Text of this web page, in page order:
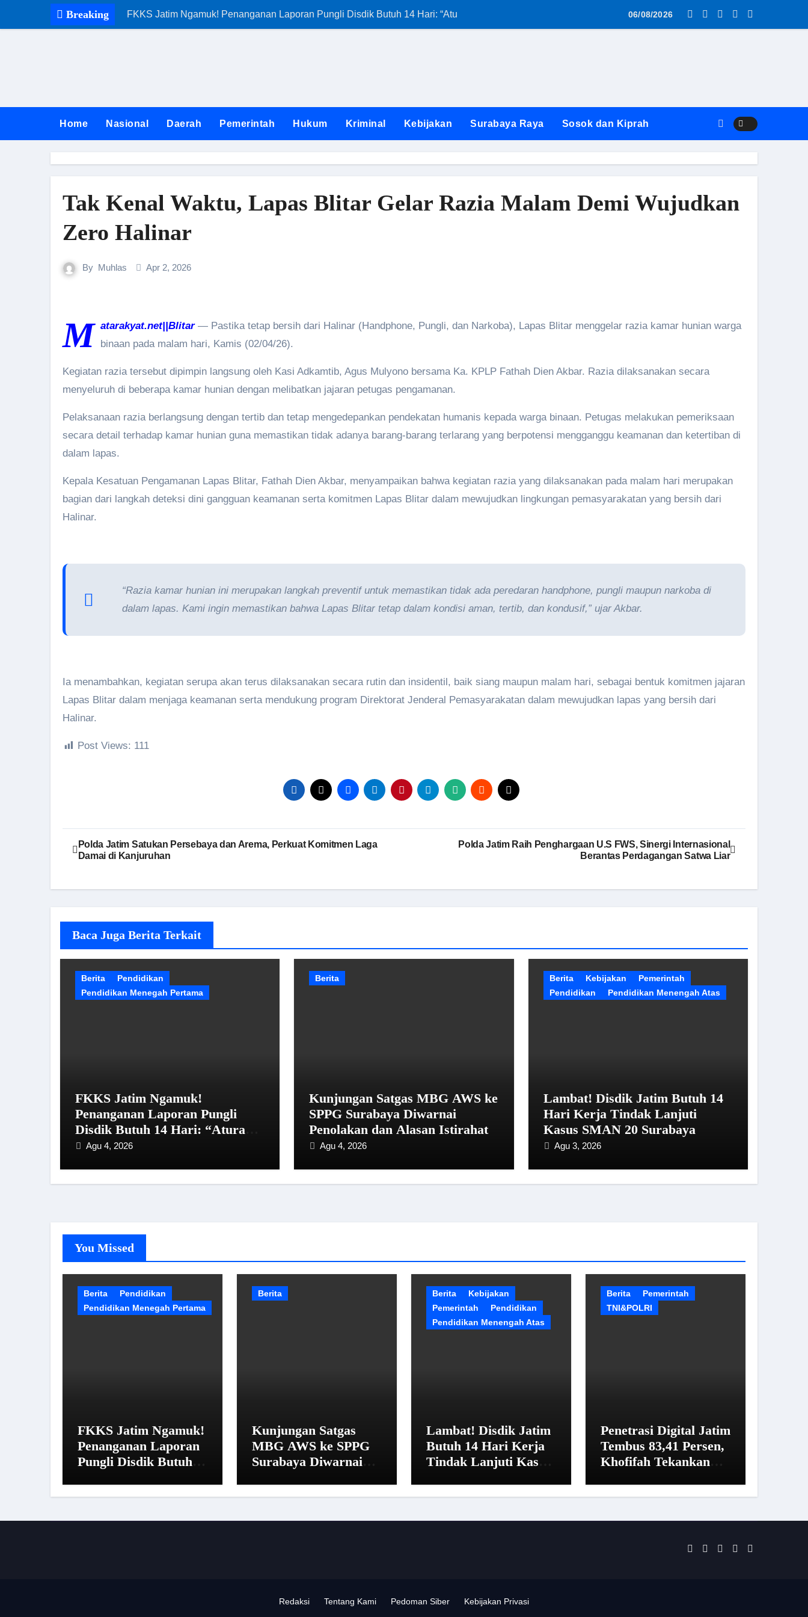
Breaking FKKS Jatim Ngamuk! Penanganan Laporan Pungli Disdik Butuh 14 Hari: “Aturan dari Mana?”Kunjungan Satgas MBG AWS ke SPPG Surabaya Diwarnai Penolakan dan
06/08/2026
Home Nasional Daerah Pemerintah Hukum Kriminal Kebijakan Surabaya Raya Sosok dan Kiprah
Tak Kenal Waktu, Lapas Blitar Gelar Razia Malam Demi Wujudkan
Zero Halinar
By Muhlas Apr 2, 2026
M atarakyat.net||Blitar— Pastika tetap bersih dari Halinar (Handphone, Pungli, dan Narkoba), Lapas Blitar menggelar razia kamar hunian warga
binaan pada malam hari, Kamis (02/04/26).
Kegiatan razia tersebut dipimpin langsung oleh Kasi Adkamtib, Agus Mulyono bersama Ka. KPLP Fathah Dien Akbar. Razia dilaksanakan secara
menyeluruh di beberapa kamar hunian dengan melibatkan jajaran petugas pengamanan.
Pelaksanaan razia berlangsung dengan tertib dan tetap mengedepankan pendekatan humanis kepada warga binaan. Petugas melakukan pemeriksaan
secara detail terhadap kamar hunian guna memastikan tidak adanya barang-barang terlarang yang berpotensi mengganggu keamanan dan ketertiban di
dalam lapas.
Kepala Kesatuan Pengamanan Lapas Blitar, Fathah Dien Akbar, menyampaikan bahwa kegiatan razia yang dilaksanakan pada malam hari merupakan
bagian dari langkah deteksi dini gangguan keamanan serta komitmen Lapas Blitar dalam mewujudkan lingkungan pemasyarakatan yang bersih dari
Halinar.
“Razia kamar hunian ini merupakan langkah preventif untuk memastikan tidak ada peredaran handphone, pungli maupun narkoba di
dalam lapas. Kami ingin memastikan bahwa Lapas Blitar tetap dalam kondisi aman, tertib, dan kondusif,” ujar Akbar.
Ia menambahkan, kegiatan serupa akan terus dilaksanakan secara rutin dan insidentil, baik siang maupun malam hari, sebagai bentuk komitmen jajaran
Lapas Blitar dalam menjaga keamanan serta mendukung program Direktorat Jenderal Pemasyarakatan dalam mewujudkan lapas yang bersih dari
Halinar.
Post Views: 111
Navigasi
pos
Polda Jatim Satukan Persebaya dan Arema, Perkuat Komitmen Laga
Damai di Kanjuruhan
Polda Jatim Raih Penghargaan U.S FWS, Sinergi Internasional
Berantas Perdagangan Satwa Liar
Baca Juga Berita Terkait
Berita
Pendidikan
Pendidikan Menegah Pertama
FKKS Jatim Ngamuk!
Penanganan Laporan Pungli
Disdik Butuh 14 Hari: “Aturan
dari Mana?”
Agu 4, 2026
Berita
Kunjungan Satgas MBG AWS ke
SPPG Surabaya Diwarnai
Penolakan dan Alasan Istirahat
Agu 4, 2026
Berita Kebijakan
Pemerintah
Pendidikan
Pendidikan Menengah Atas
Lambat! Disdik Jatim Butuh 14
Hari Kerja Tindak Lanjuti
Kasus SMAN 20 Surabaya
Agu 3, 2026
You Missed
Berita
Pendidikan
Pendidikan Menegah Pertama
FKKS Jatim Ngamuk!
Penanganan Laporan
Pungli Disdik Butuh
Mana?”
Berita
Kunjungan Satgas
MBG AWS ke SPPG
Surabaya Diwarnai
Istirahat
Berita
Kebijakan
Pemerintah
Pendidikan
Pendidikan Menengah Atas
Lambat! Disdik Jatim
Butuh 14 Hari Kerja
Tindak Lanjuti Kasus
Berita
Pemerintah
TNI&POLRI
Penetrasi Digital Jatim
Tembus 83,41 Persen,
Khofifah Tekankan
Informasi
Redaksi Tentang Kami Pedoman Siber Kebijakan Privasi